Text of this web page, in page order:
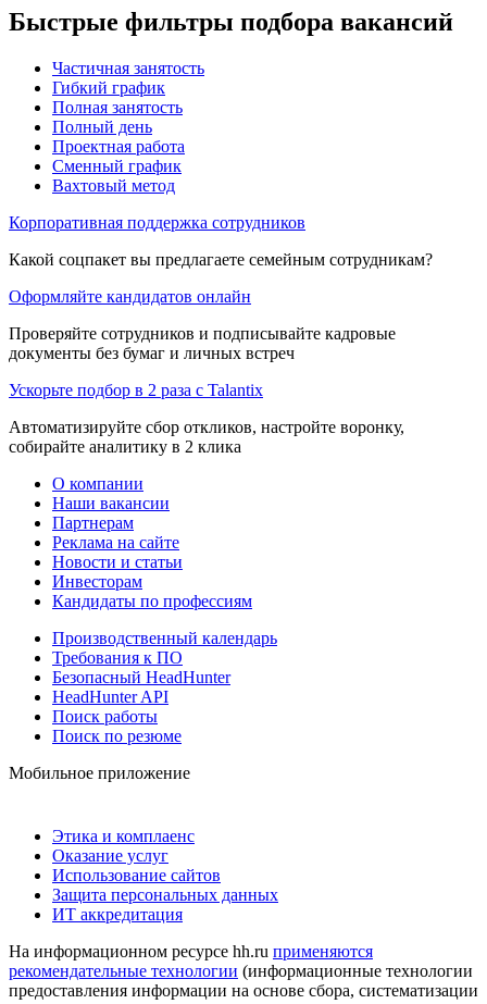
Быстрые фильтры подбора вакансий
Частичная занятость
Гибкий график
Полная занятость
Полный день
Проектная работа
Сменный график
Вахтовый метод
Корпоративная поддержка сотрудников
Какой соцпакет вы предлагаете семейным сотрудникам?
Оформляйте кандидатов онлайн
Проверяйте сотрудников и подписывайте кадровые
документы без бумаг и личных встреч
Ускорьте подбор в 2 раза с Talantix
Автоматизируйте сбор откликов, настройте воронку,
собирайте аналитику в 2 клика
О компании
Наши вакансии
Партнерам
Реклама на сайте
Новости и статьи
Инвесторам
Кандидаты по профессиям
Производственный календарь
Требования к ПО
Безопасный HeadHunter
HeadHunter API
Поиск работы
Поиск по резюме
Мобильное приложение
Этика и комплаенс
Оказание услуг
Использование сайтов
Защита персональных данных
ИТ аккредитация
На информационном ресурсе hh.ru применяются
рекомендательные технологии (информационные технологии
предоставления информации на основе сбора, систематизации